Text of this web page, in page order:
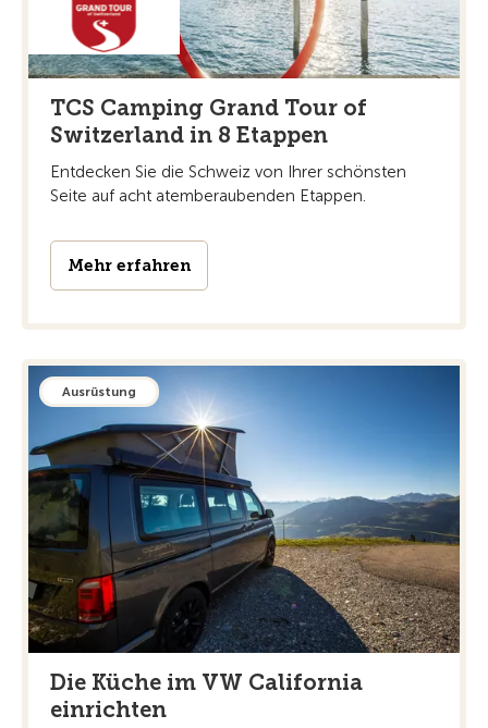
TCS Camping Grand Tour of
Switzerland in 8 Etappen
Entdecken Sie die Schweiz von Ihrer schönsten
Seite auf acht atemberaubenden Etappen.
Mehr erfahren
Ausrüstung
Die Küche im VW California
einrichten